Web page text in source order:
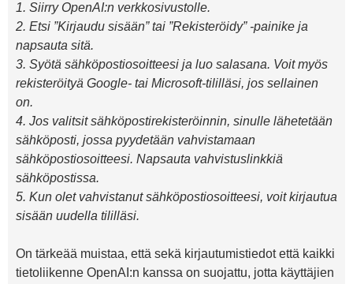
1. Siirry OpenAI:n verkkosivustolle.
2. Etsi ”Kirjaudu sisään” tai ”Rekisteröidy” -painike ja
napsauta sitä.
3. Syötä sähköpostiosoitteesi ja luo salasana. Voit myös
rekisteröityä Google- tai Microsoft-tililläsi, jos sellainen
on.
4. Jos valitsit sähköpostirekisteröinnin, sinulle lähetetään
sähköposti, jossa pyydetään vahvistamaan
sähköpostiosoitteesi. Napsauta vahvistuslinkkiä
sähköpostissa.
5. Kun olet vahvistanut sähköpostiosoitteesi, voit kirjautua
sisään uudella tililläsi.
On tärkeää muistaa, että sekä kirjautumistiedot että kaikki
tietoliikenne OpenAI:n kanssa on suojattu, jotta käyttäjien